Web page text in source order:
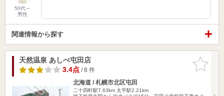
50代～
男性
関連情報から探す
お気に入
りに追加
天然温泉 あしべ屯田店
3.4点/ 8 件
北海道 / 札幌市北区屯田
二十四軒駅7.63km 太平駅2.21km